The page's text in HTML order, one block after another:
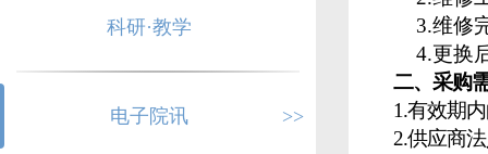
科研·教学
电子院讯 >>
3.维修
4.更换
二、采购
1.有效期
2.供应商